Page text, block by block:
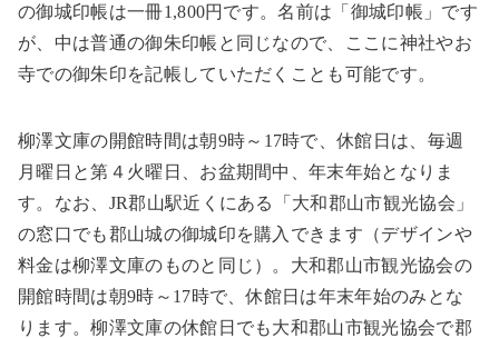
の御城印帳は一冊1,800円です。名前は「御城印帳」です
が、中は普通の御朱印帳と同じなので、ここに神社やお
寺での御朱印を記帳していただくことも可能です。
柳澤文庫の開館時間は朝9時～ 17時で、休館日は、毎週
月曜日と第４火曜日、お盆期間中、年末年始となりま
す。なお、 JR郡山駅近くにある「大和郡山市観光協会」
の窓口でも郡山城の御城印を購入できます（デザインや
料金は柳澤文庫のものと同じ）。大和郡山市観光協会の
開館時間は朝9時～ 17時で、休館日は年末年始のみとな
ります。柳澤文庫の休館日でも大和郡山市観光協会で郡